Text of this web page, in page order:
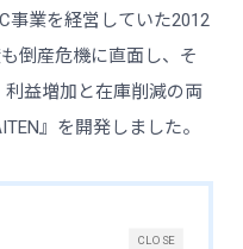
事業を経営していた2012
倒産危機に直面し、そ
益増加と在庫削減の両
』を開発しました。
CLOSE